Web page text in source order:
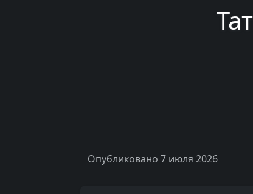
Опубликовано 7 июля 2026